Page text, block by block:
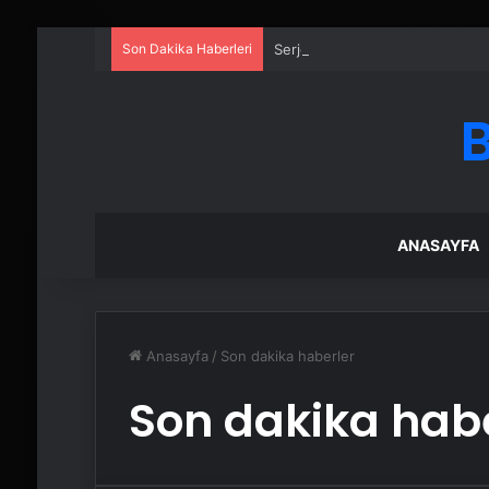
Son Dakika Haberleri Serjoy : Dijital Medya Ajansı,
ANASAYFA
Anasayfa / Son dakika haberler
Son dakika